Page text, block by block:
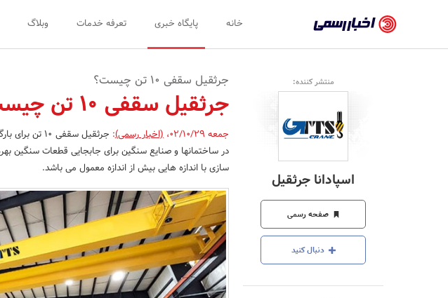
رسمی
-
اخبار
تایید
شده
شرکت‌ها،
سازمان‌ها
و
روابط
عمومی‌ها
خانه پایگاه خبری تعرفه خدمات وبلاگ
منتشر کننده:
اسپادانا جرثقیل
صفحه رسمی
دنبال کنید
جرثقیل سقفی ۱۰ تن چیست؟
جرثقیل سقفی ۱۰ تن چیست؟
جمعه 02/10/29 ،(اخبار رسمی):
در ساختمانها و صنایع سنگین برای جابجایی قطعات سنگین
سازی با اندازه هایی بیش از اندازه معمول می باشد.